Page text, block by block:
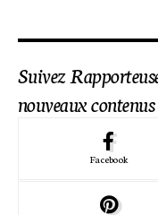
Suivez
nouveaux
Facebook